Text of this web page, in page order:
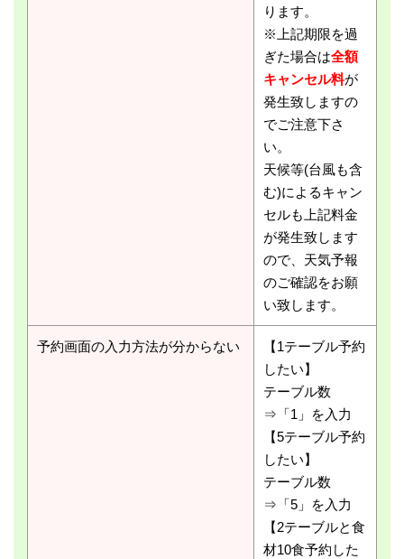
ります。
※上記期限を過
ぎた場合は全額
キャンセル料が
発生致しますの
でご注意下さ
い。
天候等(台風も含
む)によるキャン
セルも上記料金
が発生致します
ので、天気予報
のご確認をお願
い致します。
予約画面の入力方法が分からない
【1テーブル予約
したい】
テーブル数
⇒「1」を入力
【5テーブル予約
したい】
テーブル数
⇒「5」を入力
【2テーブルと食
材10食予約した